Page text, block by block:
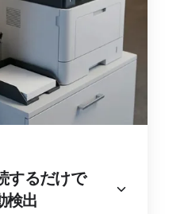
するだけで
検出